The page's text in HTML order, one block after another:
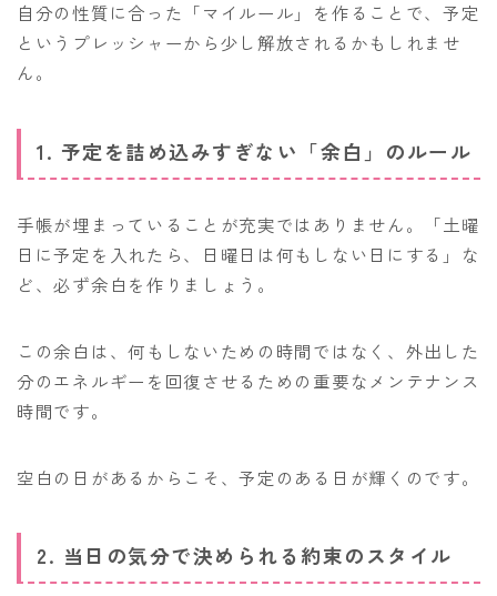
自分の性質に合った「マイルール」を作ることで、予定
というプレッシャーから少し解放されるかもしれませ
ん。
1. 予定を詰め込みすぎない「余白」のルール
手帳が埋まっていることが充実ではありません。「土曜
日に予定を入れたら、日曜日は何もしない日にする」な
ど、必ず余白を作りましょう。
この余白は、何もしないための時間ではなく、外出した
分のエネルギーを回復させるための重要なメンテナンス
時間です。
空白の日があるからこそ、予定のある日が輝くのです。
2. 当日の気分で決められる約束のスタイル